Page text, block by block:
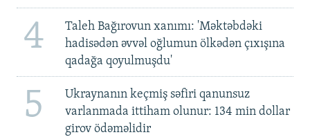
4
Taleh Bağırovun xanımı: 'Məktəbdəki
hadisədən əvvəl oğlumun ölkədən çıxışına
qadağa qoyulmuşdu'
5
Ukraynanın keçmiş səfiri qanunsuz
varlanmada ittiham olunur: 134 min dollar
girov ödəməlidir